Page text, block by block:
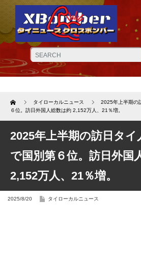
Home タイローカルニュース
2025年上半期の
６位。訪日外国人総数は約 2,152万人、21％増。
2025年上半期の訪日タイ
で国別第６位。訪日外国
2,152万人、21％増。
2025/8/20 タイローカルニュース